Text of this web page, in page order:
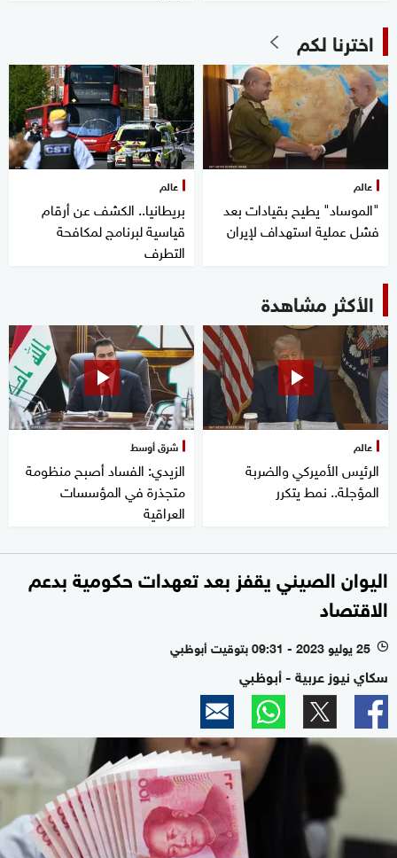
اخترنا لكم
عالم
"الموساد" يطيح بقيادات بعد
فشل عملية استهداف لإيران
عالم
بريطانيا.. الكشف عن أرقام
قياسية لبرنامج لمكافحة
التطرف
الأكثر مشاهدة
عالم
الرئيس الأميركي والضربة
المؤجلة.. نمط يتكرر
شرق أوسط
الزيدي: الفساد أصبح منظومة
متجذرة في المؤسسات
العراقية
اليوان الصيني يقفز بعد تعهدات حكومية بدعم
الاقتصاد
l 25 يوليو 2023 - 09:31 بتوقيت أبوظبي
سكاي نيوز عربية - أبوظبي